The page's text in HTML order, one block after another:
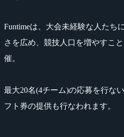
Funtimeは、大会未経験な人たち
さを広め、競技人口を増やすこ
催。
最大20名(4チーム)の応募を行な
フト券の提供も行なわれます。